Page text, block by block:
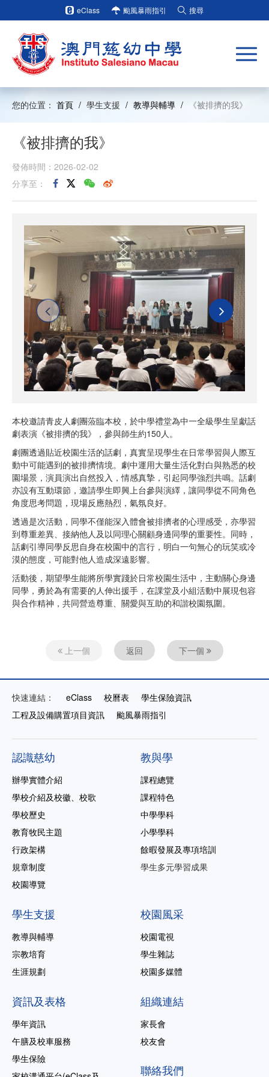
eClass 颱風暴雨指引 搜尋
您的位置： 首頁 / 學生支援 / 教導與輔導 / 《被排擠的我》
《被排擠的我》
發佈時間：2026-02-02
分享至：
本校邀請青皮人劇團蒞臨本校，於中學禮堂為中一全級學生呈獻話
劇表演《被排擠的我》，參與師生約150人。
劇團透過貼近校園生活的話劇，真實呈現學生在日常學習與人際互
動中可能遇到的被排擠情境。劇中運用大量生活化對白與熟悉的校
園場景，演員演出自然投入，情感真摯，引起同學強烈共鳴。話劇
亦設有互動環節，邀請學生即興上台參與演繹，讓同學從不同角色
角度思考問題，現場反應熱烈，氣氛良好。
透過是次活動，同學不僅能深入體會被排擠者的心理感受，亦學習
到尊重差異、接納他人及以同理心關顧身邊同學的重要性。同時，
話劇引導同學反思自身在校園中的言行，明白一句無心的玩笑或冷
漠的態度，可能對他人造成深遠影響。
活動後，期望學生能將所學實踐於日常校園生活中，主動關心身邊
同學，勇於為有需要的人伸出援手，在課堂及小組活動中展現包容
與合作精神，共同營造尊重、關愛與互助的和諧校園氛圍。
上一個 返回 下一個
快速連結： eClass 校曆表
學生保險資訊
工程及設備購置項目資訊
颱風暴雨指引
認識慈幼
辦學實體介紹
學校介紹及校徽、校歌
學校歷史
教育牧民主題
行政架構
規章制度
校園導覽
教與學
課程總覽
課程特色
中學學科
小學學科
餘暇發展及專項培訓
學生多元學習成果
學生支援
教導與輔導
宗教培育
生涯規劃
校園風采
校園電視
學生雜誌
校園多媒體
資訊及表格
學年資訊
午膳及校車服務
學生保險
組織連結
家長會
校友會
聯絡我們